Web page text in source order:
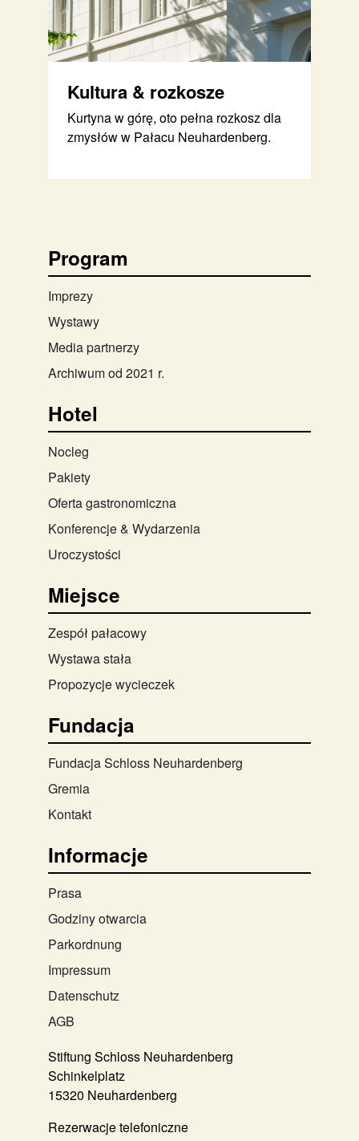
Kultura & rozkosze
Kurtyna w górę, oto pełna rozkosz dla
zmysłów w Pałacu Neuhardenberg.
Program
Imprezy
Wystawy
Media partnerzy
Archiwum od 2021 r.
Hotel
Nocleg
Pakiety
Oferta gastronomiczna
Konferencje & Wydarzenia
Uroczystości
Miejsce
Zespół pałacowy
Wystawa stała
Propozycje wycieczek
Fundacja
Fundacja Schloss Neuhardenberg
Gremia
Kontakt
Informacje
Prasa
Godziny otwarcia
Parkordnung
Impressum
Datenschutz
AGB
Stiftung Schloss Neuhardenberg
Schinkelplatz
15320 Neuhardenberg
Rezerwacje telefoniczne